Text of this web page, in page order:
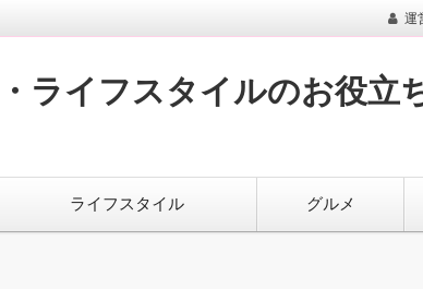
運
ライフスタイルのお役立
ライフスタイル グルメ